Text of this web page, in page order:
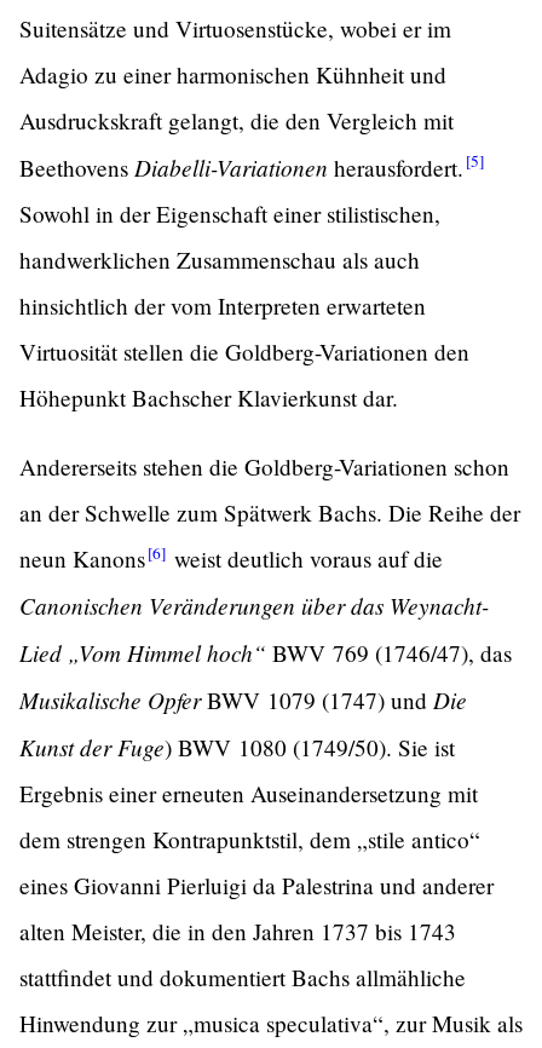
Suitensätze und Virtuosenstücke, wobei er im
Adagio zu einer harmonischen Kühnheit und
Ausdruckskraft gelangt, die den Vergleich mit
Beethovens Diabelli-Variationen herausfordert. [5]
Sowohl in der Eigenschaft einer stilistischen,
handwerklichen Zusammenschau als auch
hinsichtlich der vom Interpreten erwarteten
Virtuosität stellen die Goldberg-Variationen den
Höhepunkt Bachscher Klavierkunst dar.
Andererseits stehen die Goldberg-Variationen schon
an der Schwelle zum Spätwerk Bachs. Die Reihe der
neun Kanons[6] weist deutlich voraus auf die
Canonischen Veränderungen über das Weynacht-
Lied „Vom Himmel hoch“ BWV 769 (1746/47), das
Musikalische OpferBWV 1079 (1747) und Die
Kunst der Fuge) BWV 1080 (1749/50). Sie ist
Ergebnis einer erneuten Auseinandersetzung mit
dem strengen Kontrapunktstil, dem „stile antico“
eines Giovanni Pierluigi da Palestrina und anderer
alten Meister, die in den Jahren 1737 bis 1743
stattfindet und dokumentiert Bachs allmähliche
Hinwendung zur „musica speculativa“, zur Musik als